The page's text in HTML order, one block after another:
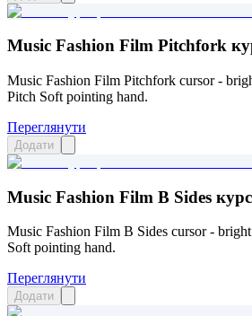
Music Fashion Film Pitchfork
Music Fashion Film Pitchfork cursor -
Pitch Soft pointing hand.
Переглянути
Додати
Music Fashion Film B Sides
Music Fashion Film B Sides cursor -
Soft pointing hand.
Переглянути
Додати